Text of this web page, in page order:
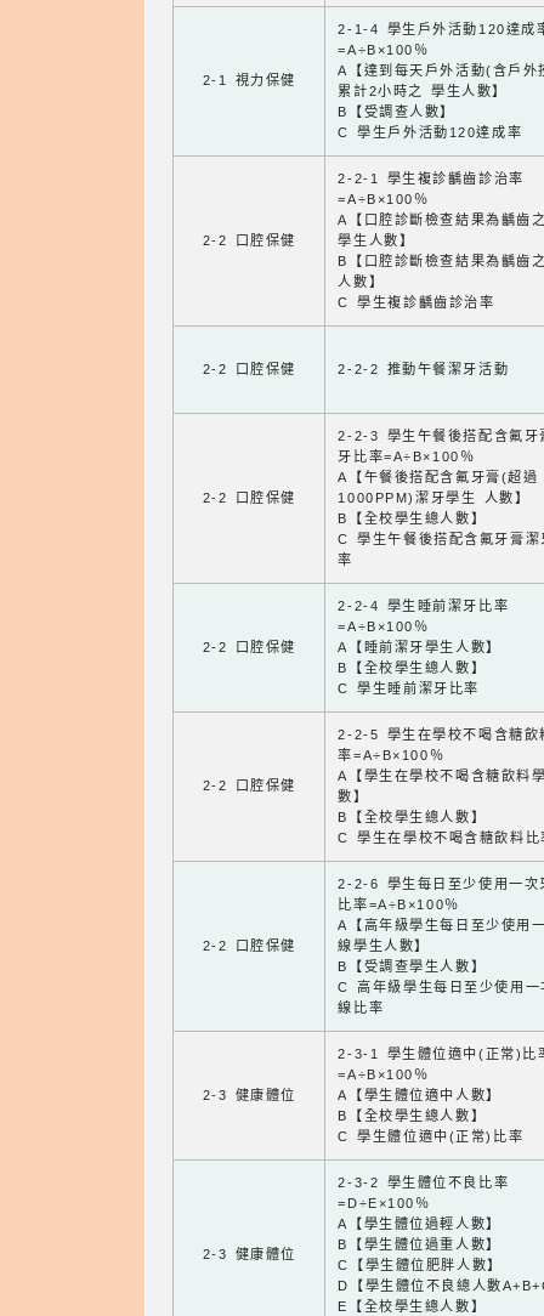
2-1 視力保健
2-1-4 學生戶外活動120達成
=A÷B×100％
A【達到每天戶外活動(含戶外
累計2小時之 學生人數】
B【受調查人數】
C 學生戶外活動120達成率
2-2 口腔保健
2-2-1 學生複診齲齒診治率
=A÷B×100％
A【口腔診斷檢查結果為齲齒
學生人數】
B【口腔診斷檢查結果為齲齒
人數】
C 學生複診齲齒診治率
2-2 口腔保健 2-2-2 推動午餐潔牙活動
2-2 口腔保健
2-2-3 學生午餐後搭配含氟牙
牙比率=A÷B×100％
A【午餐後搭配含氟牙膏(超過
1000PPM)潔牙學生 人數】
B【全校學生總人數】
C 學生午餐後搭配含氟牙膏潔
率
2-2 口腔保健
2-2-4 學生睡前潔牙比率
=A÷B×100％
A【睡前潔牙學生人數】
B【全校學生總人數】
C 學生睡前潔牙比率
2-2 口腔保健
2-2-5 學生在學校不喝含糖飲
率=A÷B×100％
A【學生在學校不喝含糖飲料
數】
B【全校學生總人數】
C 學生在學校不喝含糖飲料比
2-2 口腔保健
2-2-6 學生每日至少使用一次
比率=A÷B×100％
A【高年級學生每日至少使用
線學生人數】
B【受調查學生人數】
C 高年級學生每日至少使用一
線比率
2-3 健康體位
2-3-1 學生體位適中(正常)比
=A÷B×100％
A【學生體位適中人數】
B【全校學生總人數】
C 學生體位適中(正常)比率
2-3 健康體位
2-3-2 學生體位不良比率
=D÷E×100％
A【學生體位過輕人數】
B【學生體位過重人數】
C【學生體位肥胖人數】
D【學生體位不良總人數
E【全校學生總人數】